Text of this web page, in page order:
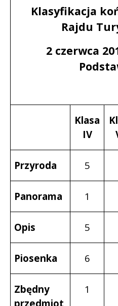
Klasyfikacja
Rajdu
2 czerwca
Klasa
IV
Przyroda 5
Panorama 1
Opis 5
Piosenka 6
Zbędny
przedmiot
1